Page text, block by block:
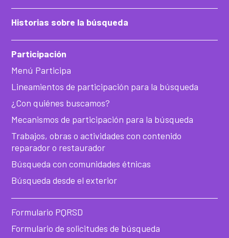
Historias sobre la búsqueda
Participación
Menú Participa
Lineamientos de participación para la búsqueda
¿Con quiénes buscamos?
Mecanismos de participación para la búsqueda
Trabajos, obras o actividades con contenido
reparador o restaurador
Búsqueda con comunidades étnicas
Búsqueda desde el exterior
Formulario PQRSD
Formulario de solicitudes de búsqueda